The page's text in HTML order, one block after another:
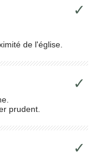
✓
de l'église.
✓
prudent.
✓